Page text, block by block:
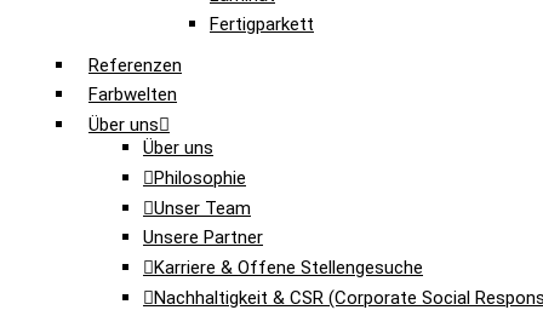
Fertigparkett
Referenzen
Farbwelten
Über uns
Über uns
Philosophie
Unser Team
Unsere Partner
Karriere & Offene Stellengesuche
Nachhaltigkeit & CSR (Corporate Social